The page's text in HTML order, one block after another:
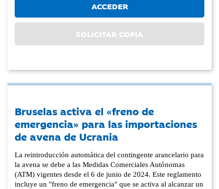
ACCEDER
SOLICITAR COPIA
Bruselas activa el «freno de
emergencia» para las importaciones
de avena de Ucrania
La reintroducción automática del contingente arancelario para
la avena se debe a las Medidas Comerciales Autónomas
(ATM) vigentes desde el 6 de junio de 2024. Este reglamento
incluye un "freno de emergencia" que se activa al alcanzar un